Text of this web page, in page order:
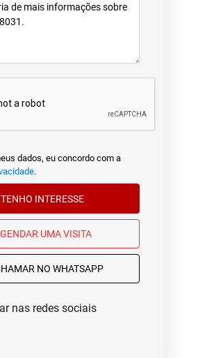
dados, eu concordo com a
.
TENHO INTERESSE
AGENDAR UMA VISITA
NO WHATSAPP
nas redes sociais